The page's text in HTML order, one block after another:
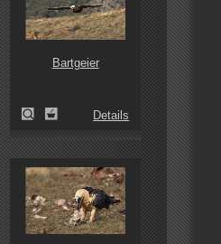
Bartgeier
Details